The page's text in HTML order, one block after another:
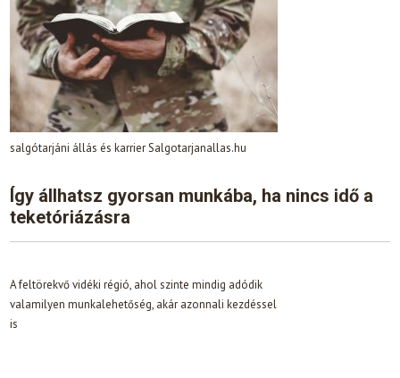
salgótarjáni állás és karrier Salgotarjanallas.hu
Így állhatsz gyorsan munkába, ha nincs idő a
teketóriázásra
A feltörekvő vidéki régió, ahol szinte mindig adódik
valamilyen munkalehetőség, akár azonnali kezdéssel
is